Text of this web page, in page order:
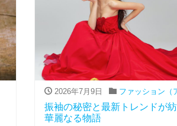
振袖2026年7月9日 ファッション（
振袖の秘密と最新トレンドが
華麗なる物語